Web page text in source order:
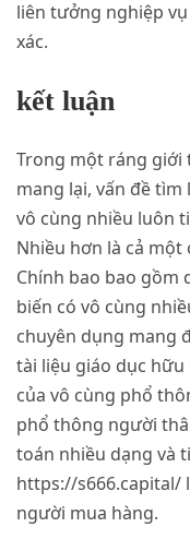
liên tưởng nghiệp
xác.
kết luận
Trong một ráng giới
mang lại, vấn đề
vô cùng nhiều luôn
Nhiều hơn là cả một
Chính bao bao gồm
biến có vô cùng
chuyên dụng mang
tài liệu giáo dục
của vô cùng phổ
phổ thông người
toán nhiều dạng và
https://s666.capital/
người mua hàng.